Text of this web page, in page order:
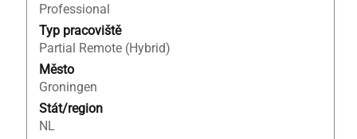
Professional
Typ pracoviště
Partial Remote (Hybrid)
Město
Groningen
Stát/region
NL
o
profesi.